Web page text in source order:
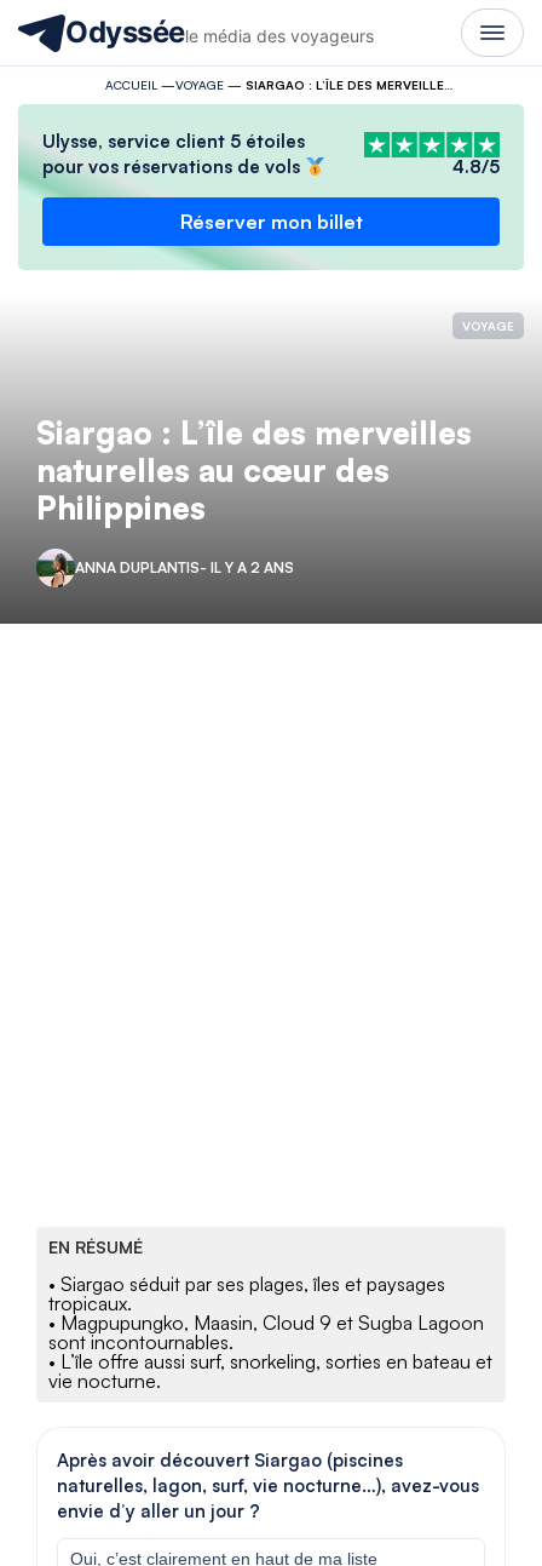
Odysséele média des voyageurs
ACCUEIL —VOYAGE— SIARGAO : L’ÎLE DES MERVEILLES NATURELLES AU CŒUR DES PHILIPPINES
Ulysse, service client 5 étoiles
pour vos réservations de vols
4.8/5
Réserver mon billet
VOYAGE
Siargao : L’île des merveilles
naturelles au cœur des
Philippines
ANNA DUPLANTIS- IL Y A 2 ANS
EN RÉSUMÉ
• Siargao séduit par ses plages, îles et paysages
tropicaux.
• Magpupungko, Maasin, Cloud 9 et Sugba Lagoon
sont incontournables.
• L’île offre aussi surf, snorkeling, sorties en bateau et
vie nocturne.
Après avoir découvert Siargao (piscines
naturelles, lagon, surf, vie nocturne…), avez-vous
envie d’y aller un jour ?
Oui, c’est clairement en haut de ma liste